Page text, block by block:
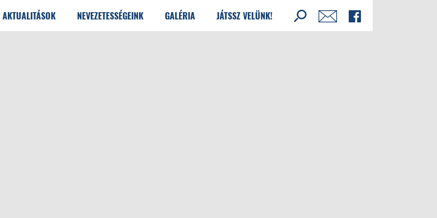
AKTUALITÁSOK NEVEZETESSÉGEINK GALÉRIA JÁTSSZ VELÜNK!